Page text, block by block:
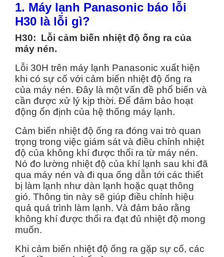
1. Máy lạnh Panasonic báo lỗi
H30 là lỗi gì?
H30: Lỗi cảm biến nhiệt độ ống ra của
máy nén.
Lỗi 30H trên máy lạnh Panasonic xuất hiện
khi có sự cố với cảm biến nhiệt độ ống ra
của máy nén. Đây là một vấn đề phổ biến và
cần được xử lý kịp thời. Để đảm bảo hoạt
động ổn định của hệ thống máy lạnh.
Cảm biến nhiệt độ ống ra đóng vai trò quan
trọng trong việc giám sát và điều chỉnh nhiệt
độ của không khí được thổi ra từ máy nén.
Nó đo lường nhiệt độ của khí lạnh sau khi đã
qua máy nén và đi qua ống dẫn tới các thiết
bị làm lạnh như dàn lạnh hoặc quạt thông
gió. Thông tin này sẽ giúp điều chỉnh hiệu
quả quá trình làm lạnh. Và đảm bảo rằng
không khí được thổi ra đạt đủ nhiệt độ mong
muốn.
Khi cảm biến nhiệt độ ống ra gặp sự cố, các